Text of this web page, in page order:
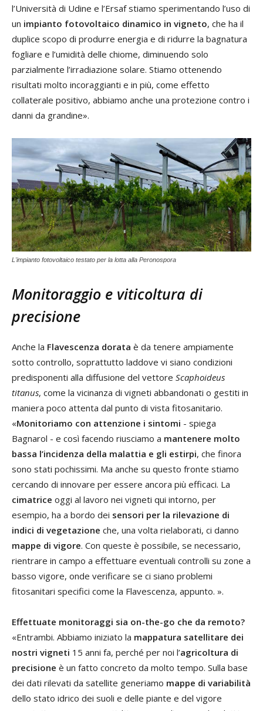
l’Università di Udine e l’Ersaf stiamo sperimentando l’uso di
un impianto fotovoltaico dinamico in vigneto, che ha il
duplice scopo di produrre energia e di ridurre la bagnatura
fogliare e l’umidità delle chiome, diminuendo solo
parzialmente l’irradiazione solare. Stiamo ottenendo
risultati molto incoraggianti e in più, come effetto
collaterale positivo, abbiamo anche una protezione contro i
danni da grandine».
L'impianto fotovoltaico testato per la lotta alla Peronospora
Monitoraggio e viticoltura di
precisione
Anche la Flavescenza dorata è da tenere ampiamente
sotto controllo, soprattutto laddove vi siano condizioni
predisponenti alla diffusione del vettore Scaphoideus
titanus, come la vicinanza di vigneti abbandonati o gestiti in
maniera poco attenta dal punto di vista fitosanitario.
«Monitoriamo con attenzione i sintomi - spiega
Bagnarol - e così facendo riusciamo a mantenere molto
bassa l’incidenza della malattia e gli estirpi, che finora
sono stati pochissimi. Ma anche su questo fronte stiamo
cercando di innovare per essere ancora più efficaci. La
cimatrice oggi al lavoro nei vigneti qui intorno, per
esempio, ha a bordo dei sensori per la rilevazione di
indici di vegetazione che, una volta rielaborati, ci danno
mappe di vigore. Con queste è possibile, se necessario,
rientrare in campo a effettuare eventuali controlli su zone a
basso vigore, onde verificare se ci siano problemi
fitosanitari specifici come la Flavescenza, appunto. ».
Effettuate monitoraggi sia on-the-go che da remoto?
«Entrambi. Abbiamo iniziato la mappatura satellitare dei
nostri vigneti 15 anni fa, perché per noi l’agricoltura di
precisione è un fatto concreto da molto tempo. Sulla base
dei dati rilevati da satellite generiamo mappe di variabilità
dello stato idrico dei suoli e delle piante e del vigore